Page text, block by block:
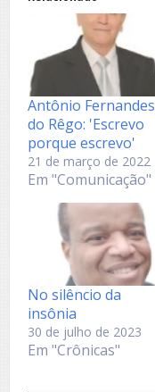
Antônio Fernandes
do Rêgo: 'Escrevo
porque escrevo'
21 de março de 2022
Em "Comunicação"
No silêncio da
insônia
30 de julho de 2023
Em "Crônicas"